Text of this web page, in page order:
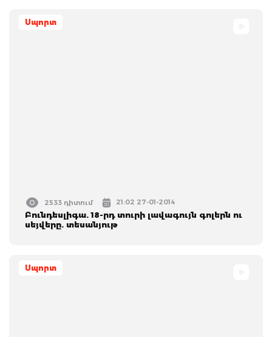
Սպորտ
2533 դիտում 21:02 27-01-2014
Բունդեսլիգա. 18-րդ տուրի լավագույն գոլերն ու
սեյվերը. տեսանյութ
Սպորտ